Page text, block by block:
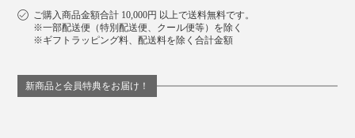
ご購入商品金額合計 10,000円 以上で送料無料です。
※一部配送便（特別配送便、クール便等）を除く
※ギフトラッピング料、配送料を除く合計金額
新商品と会員特典をお届け！